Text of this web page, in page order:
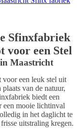
Sfinxfabriek
voor een Stel
Maastricht
voor een leuk stel uit
van de natuur,
biedt een
een mooie lichtinval
in het daglicht te
uitstraling kregen.